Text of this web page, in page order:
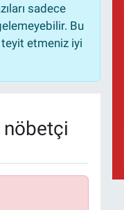
sadece
Bu
teyit etmeniz iyi